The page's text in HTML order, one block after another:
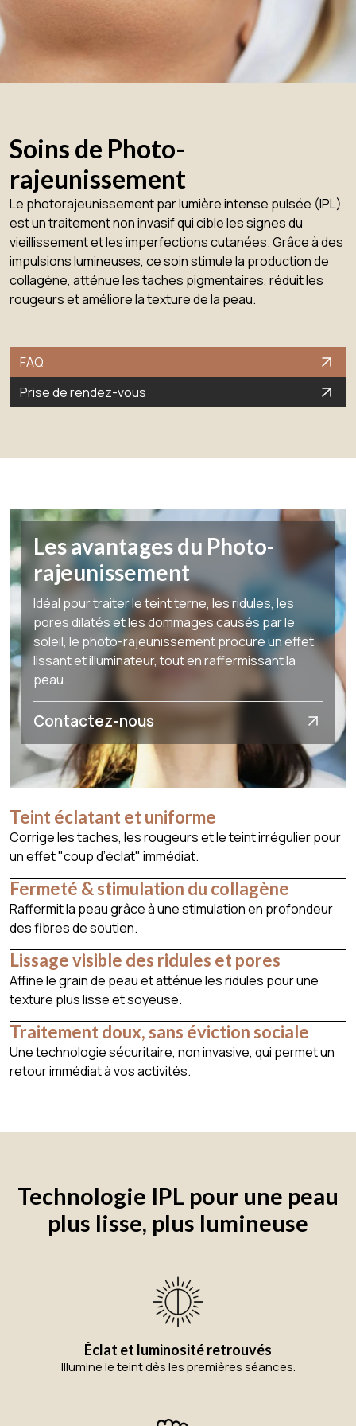
Soins de Photo-
rajeunissement
Le photorajeunissement par lumière intense pulsée (IPL)
est un traitement non invasif qui cible les signes du
vieillissement et les imperfections cutanées. Grâce à des
impulsions lumineuses, ce soin stimule la production de
collagène, atténue les taches pigmentaires, réduit les
rougeurs et améliore la texture de la peau.
FAQ
Prise de rendez-vous
Les avantages du Photo-
rajeunissement
Idéal pour traiter le teint terne, les ridules, les
pores dilatés et les dommages causés par le
soleil, le photo-rajeunissement procure un effet
lissant et illuminateur, tout en raffermissant la
peau.
Contactez-nous
Teint éclatant et uniforme
Corrige les taches, les rougeurs et le teint irrégulier pour
un effet "coup d’éclat" immédiat.
Fermeté & stimulation du collagène
Raffermit la peau grâce à une stimulation en profondeur
des fibres de soutien.
Lissage visible des ridules et pores
Affine le grain de peau et atténue les ridules pour une
texture plus lisse et soyeuse.
Traitement doux, sans éviction sociale
Une technologie sécuritaire, non invasive, qui permet un
retour immédiat à vos activités.
Technologie IPL pour une peau
plus lisse, plus lumineuse
Éclat et luminosité retrouvés
Illumine le teint dès les premières séances.